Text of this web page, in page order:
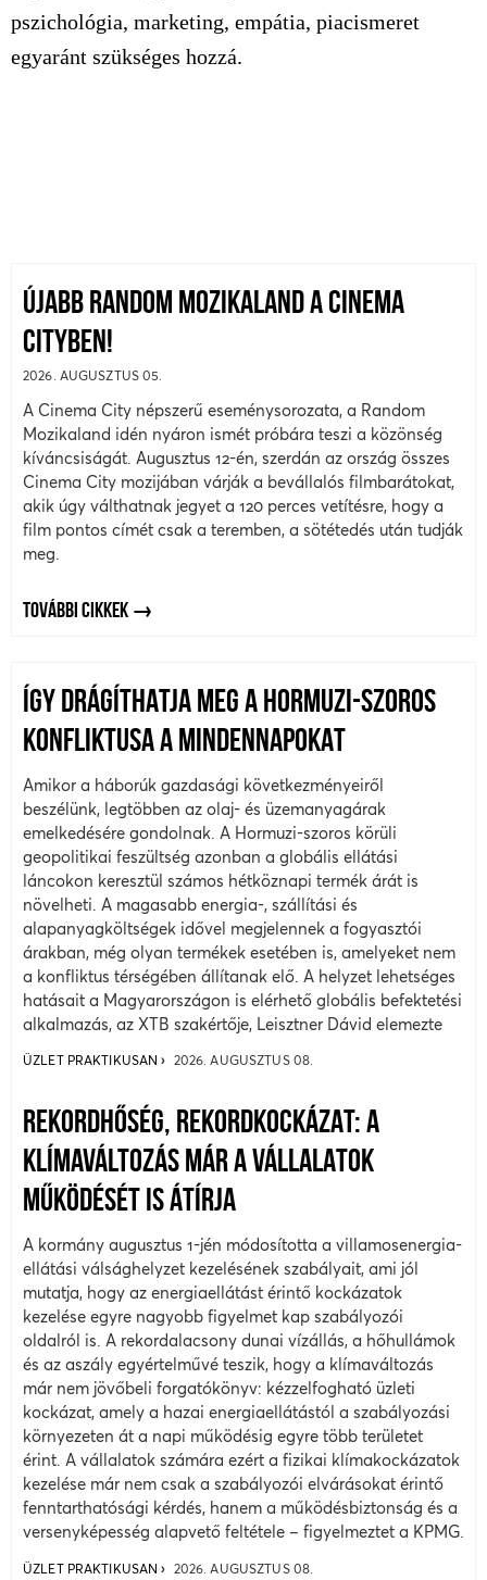
pszichológia, marketing, empátia, piacismeret
egyaránt szükséges hozzá.
ÚJABB RANDOM MOZIKALAND A CINEMA
CITYBEN!
2026. AUGUSZTUS 05.
A Cinema City népszerű eseménysorozata, a Random
Mozikaland idén nyáron ismét próbára teszi a közönség
kíváncsiságát. Augusztus 12-én, szerdán az ország összes
Cinema City mozijában várják a bevállalós filmbarátokat,
akik úgy válthatnak jegyet a 120 perces vetítésre, hogy a
film pontos címét csak a teremben, a sötétedés után tudják
meg.
TOVÁBBI CIKKEK
ÍGY DRÁGÍTHATJA MEG A HORMUZI-SZOROS
KONFLIKTUSA A MINDENNAPOKAT
Amikor a háborúk gazdasági következményeiről
beszélünk, legtöbben az olaj- és üzemanyagárak
emelkedésére gondolnak. A Hormuzi-szoros körüli
geopolitikai feszültség azonban a globális ellátási
láncokon keresztül számos hétköznapi termék árát is
növelheti. A magasabb energia-, szállítási és
alapanyagköltségek idővel megjelennek a fogyasztói
árakban, még olyan termékek esetében is, amelyeket nem
a konfliktus térségében állítanak elő. A helyzet lehetséges
hatásait a Magyarországon is elérhető globális befektetési
alkalmazás, az XTB szakértője, Leisztner Dávid elemezte
ÜZLET PRAKTIKUSAN 2026. AUGUSZTUS 08.
REKORDHŐSÉG, REKORDKOCKÁZAT: A
KLÍMAVÁLTOZÁS MÁR A VÁLLALATOK
MŰKÖDÉSÉT IS ÁTÍRJA
A kormány augusztus 1-jén módosította a villamosenergia-
ellátási válsághelyzet kezelésének szabályait, ami jól
mutatja, hogy az energiaellátást érintő kockázatok
kezelése egyre nagyobb figyelmet kap szabályozói
oldalról is. A rekordalacsony dunai vízállás, a hőhullámok
és az aszály egyértelművé teszik, hogy a klímaváltozás
már nem jövőbeli forgatókönyv: kézzelfogható üzleti
kockázat, amely a hazai energiaellátástól a szabályozási
környezeten át a napi működésig egyre több területet
érint. A vállalatok számára ezért a fizikai klímakockázatok
kezelése már nem csak a szabályozói elvárásokat érintő
fenntarthatósági kérdés, hanem a működésbiztonság és a
versenyképesség alapvető feltétele – figyelmeztet a KPMG.
ÜZLET PRAKTIKUSAN 2026. AUGUSZTUS 08.